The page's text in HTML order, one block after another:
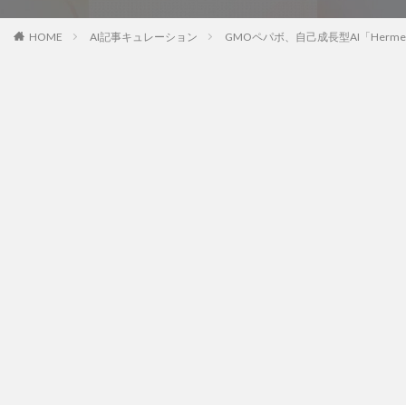
HOME AI記事キュレーション GMOペパボ、自己成長型AI「